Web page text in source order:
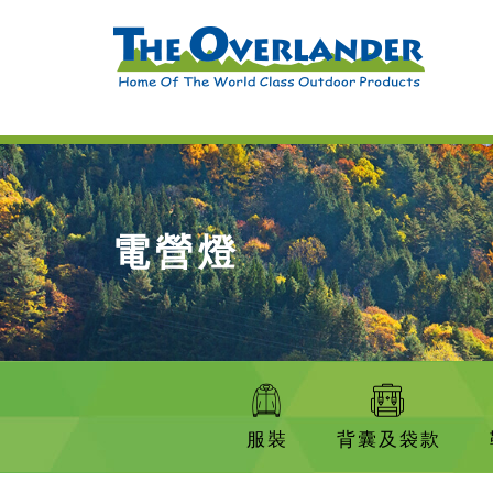
電營燈
服裝 背囊及袋款